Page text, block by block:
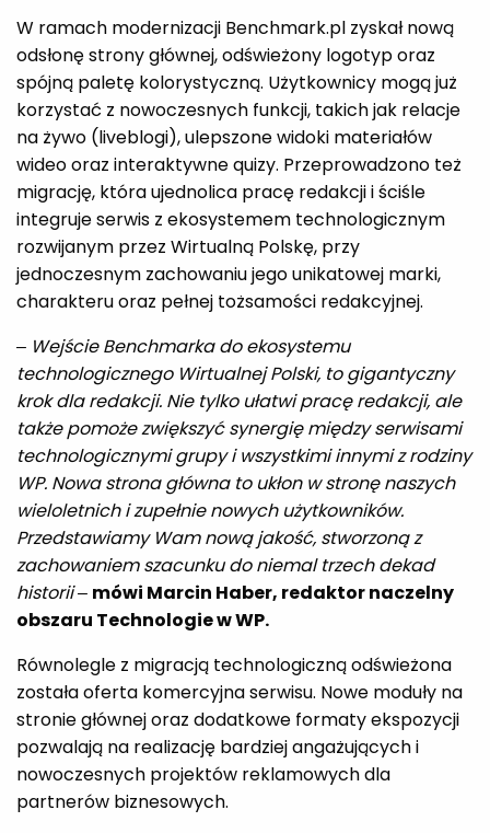
W ramach modernizacji Benchmark.pl zyskał nową
odsłonę strony głównej, odświeżony logotyp oraz
spójną paletę kolorystyczną. Użytkownicy mogą już
korzystać z nowoczesnych funkcji, takich jak relacje
na żywo (liveblogi), ulepszone widoki materiałów
wideo oraz interaktywne quizy. Przeprowadzono też
migrację, która ujednolica pracę redakcji i ściśle
integruje serwis z ekosystemem technologicznym
rozwijanym przez Wirtualną Polskę, przy
jednoczesnym zachowaniu jego unikatowej marki,
charakteru oraz pełnej tożsamości redakcyjnej.
– Wejście Benchmarka do ekosystemu
technologicznego Wirtualnej Polski, to gigantyczny
krok dla redakcji. Nie tylko ułatwi pracę redakcji, ale
także pomoże zwiększyć synergię między serwisami
technologicznymi grupy i wszystkimi innymi z rodziny
WP. Nowa strona główna to ukłon w stronę naszych
wieloletnich i zupełnie nowych użytkowników.
Przedstawiamy Wam nową jakość, stworzoną z
zachowaniem szacunku do niemal trzech dekad
historii– mówi Marcin Haber, redaktor naczelny
obszaru Technologie w WP.
Równolegle z migracją technologiczną odświeżona
została oferta komercyjna serwisu. Nowe moduły na
stronie głównej oraz dodatkowe formaty ekspozycji
pozwalają na realizację bardziej angażujących i
nowoczesnych projektów reklamowych dla
partnerów biznesowych.